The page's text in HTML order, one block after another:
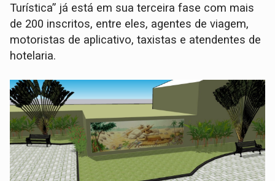
Turística” já está em sua terceira fase com mais
de 200 inscritos, entre eles, agentes de viagem,
motoristas de aplicativo, taxistas e atendentes de
hotelaria.